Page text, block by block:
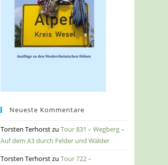
Neueste Kommentare
Torsten TerhorstzuTour 831 – Wegberg –
Auf dem A3 durch Felder und Wälder
Torsten TerhorstzuTour 722 –